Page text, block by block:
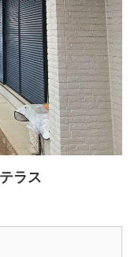
ラス